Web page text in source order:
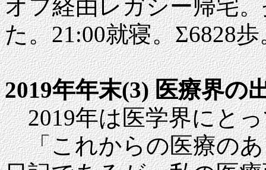
オフ経由レガシー帰宅
た。21:00就寝。Σ6828歩
2019年年末(3) 医療
2019年は医学界にとっ
「これからの医療のあ